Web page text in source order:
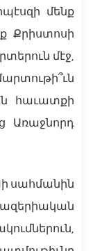
մենք
Քրիստոսի
մէջ,
հաւատքի
Առաջնորդ
սահմանին